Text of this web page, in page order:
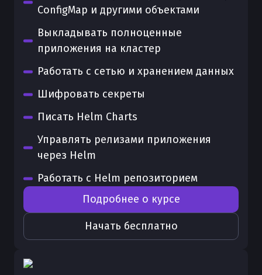
ConfigMap и другими объектами
Выкладывать полноценные
приложения на кластер
Работать с сетью и хранением данных
Шифровать секреты
Писать Helm Charts
Управлять релизами приложения
через Helm
Работать с Helm репозиторием
Начать бесплатно
Подробнее о курсе